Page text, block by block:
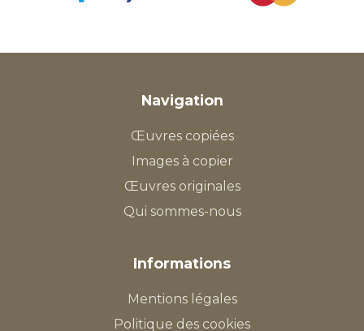
Navigation
Œuvres copiées
Images à copier
Œuvres originales
Qui sommes-nous
Informations
Mentions légales
Politique des cookies